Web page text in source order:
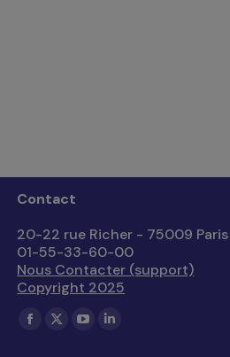
Contact
20-22 rue Richer - 75009 Paris
01-55-33-60-00
Nous Contacter (support)
Copyright 2025
Trouvez nous sur :
La
La
La
La